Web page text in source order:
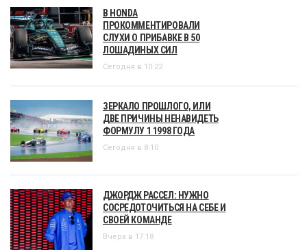
В HONDA
ПРОКОММЕНТИРОВАЛИ
СЛУХИ О ПРИБАВКЕ В 50
ЛОШАДИНЫХ СИЛ
Сегодня в 10:22
ЗЕРКАЛО ПРОШЛОГО, ИЛИ
ДВЕ ПРИЧИНЫ НЕНАВИДЕТЬ
ФОРМУЛУ 1 1998 ГОДА
Сегодня в 8:10
ДЖОРДЖ РАССЕЛ: НУЖНО
СОСРЕДОТОЧИТЬСЯ НА СЕБЕ И
СВОЕЙ КОМАНДЕ
Вчера в 17:18